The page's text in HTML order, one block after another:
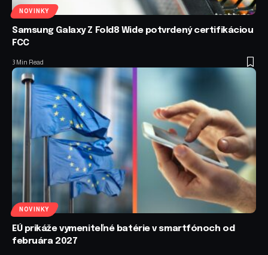
NOVINKY
Samsung Galaxy Z Fold8 Wide potvrdený certifikáciou
FCC
3 Min Read
NOVINKY
EÚ prikáže vymeniteľné batérie v smartfónoch od
februára 2027